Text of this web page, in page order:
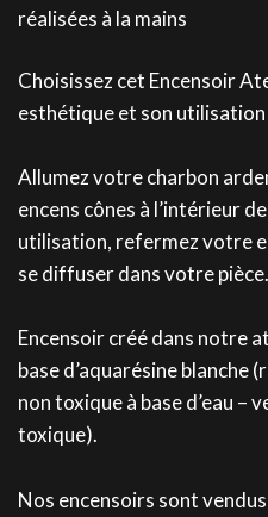
réalisées à la mains
Choisissez cet Encensoir
esthétique et son utilisation
Allumez votre charbon
encens cônes à l’intérieur
utilisation, refermez votre
se diffuser dans votre pièce.
Encensoir créé dans notre
base d’aquarésine blanche
non toxique à base d’eau –
toxique).
Nos encensoirs sont